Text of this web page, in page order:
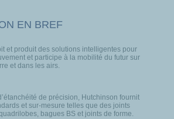
EN BREF
et produit des solutions intelligentes pour
et participe à la mobilité du futur sur
et dans les airs.
de précision, Hutchinson fournit
et sur-mesure telles que des joints
bagues BS et joints de forme.